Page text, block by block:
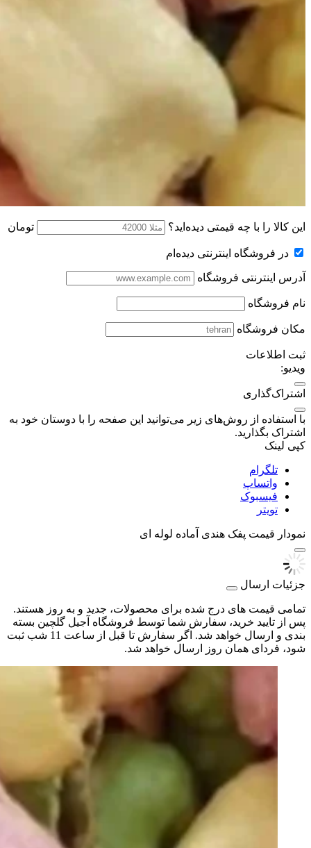
این کالا را با چه قیمتی دیده‌اید؟ تومان
در فروشگاه اینترنتی دیده‌ام
آدرس اینترنتی فروشگاه
نام فروشگاه
مکان فروشگاه
ثبت اطلاعات
ویدیو:
اشتراک‌گذاری
با استفاده از روش‌های زیر می‌توانید این صفحه را با دوستان خود به
اشتراک بگذارید.
کپی لینک
تلگرام
واتساپ
فیسبوک
تویتر
نمودار قیمت پفک هندی آماده لوله ای
جزئیات ارسال
تمامی قیمت های درج شده برای محصولات، جدید و به روز هستند.
پس از تایید خرید، سفارش شما توسط فروشگاه آجیل گلچین بسته
بندی و ارسال خواهد شد. اگر سفارش تا قبل از ساعت 11 شب ثبت
شود، فردای همان روز ارسال خواهد شد.